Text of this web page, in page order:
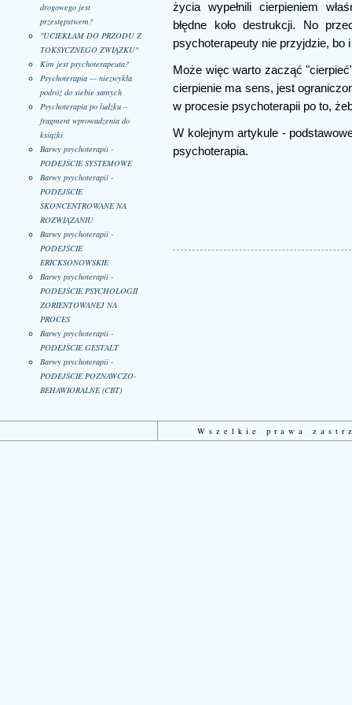
drogowego jest
przestępstwem?
"UCIEKŁAM DO PRZODU Z
TOKSYCZNEGO ZWIĄZKU"
Kim jest psychoterapeuta?
Psychoterapia — niezwykła
podróż do siebie samych
Psychoterapia po ludzku –
fragment wprowadzenia do
książki
Barwy psychoterapii -
PODEJŚCIE SYSTEMOWE
Barwy psychoterapii -
PODEJŚCIE
SKONCENTROWANE NA
ROZWIĄZANIU
Barwy psychoterapii -
PODEJŚCIE
ERICKSONOWSKIE
Barwy psychoterapii -
PODEJŚCIE PSYCHOLOGII
ZORIENTOWANEJ NA
PROCES
Barwy psychoterapii -
PODEJŚCIE GESTALT
Barwy psychoterapii -
PODEJŚCIE POZNAWCZO-
BEHAWIORALNE (CBT)
życia wypełnili cierpieniem
błędne koło destrukcji. No
psychoterapeuty nie przyjdzie, bo
Może więc warto zacząć
cierpienie ma sens, jest
w procesie psychoterapii po to,
W kolejnym artykule -
psychoterapia.
Wszelkie prawa